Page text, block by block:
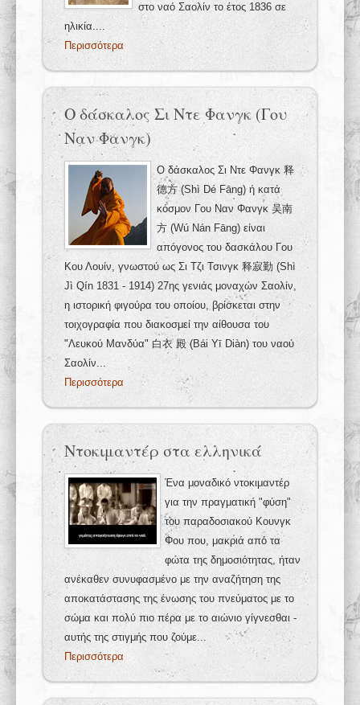
στο ναό Σαολίν το έτος 1836 σε
ηλικία....
Περισσότερα
Ο δάσκαλος Σι Ντε Φανγκ (Γου
Ναν Φανγκ)
Ο δάσκαλος Σι Ντε Φανγκ 释
德方 (Shì Dé Fāng) ή κατά
κόσμον Γου Ναν Φανγκ 吴南
方 (Wú Nán Fāng) είναι
απόγονος του δασκάλου Γου
Κου Λουίν, γνωστού ως Σι Τζι Τσινγκ 释寂勤 (Shì
Jì Qín 1831 - 1914) 27ης γενιάς μοναχών Σαολίν,
η ιστορική φιγούρα του οποίου, βρίσκεται στην
τοιχογραφία που διακοσμεί την αίθουσα του
"Λευκού Μανδύα" 白衣 殿 (Bái Yī Diàn) του ναού
Σαολίν...
Περισσότερα
Ντοκιμαντέρ στα ελληνικά
Ένα μοναδικό ντοκιμαντέρ
για την πραγματική "φύση"
του παραδοσιακού Κουνγκ
Φου που, μακριά από τα
φώτα της δημοσιότητας, ήταν
ανέκαθεν συνυφασμένο με την αναζήτηση της
αποκατάστασης της ένωσης του πνεύματος με το
σώμα και πολύ πιο πέρα με το αιώνιο γίγνεσθαι -
αυτής της στιγμής που ζούμε...
Περισσότερα